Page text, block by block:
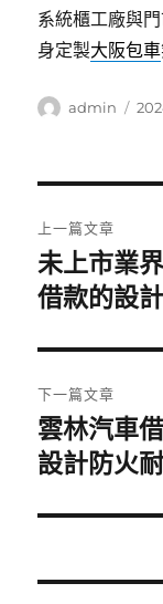
系統櫃工廠與
身定製大阪包車
作
admin
發
章
導
覽
上一篇文章
上
一
文
章:
未上市業
借款的設
下一篇文章
下
一
文
雲林汽車
設計防火